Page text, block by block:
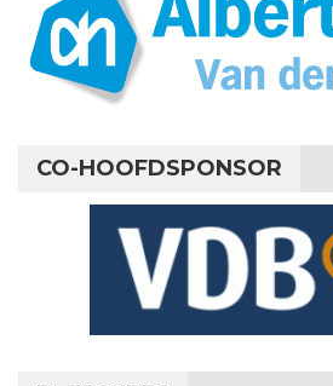
CO-HOOFDSPONSOR